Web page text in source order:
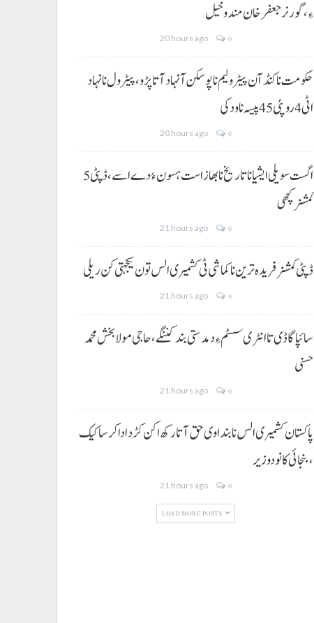
ءِ،گورنر جعفرخان مندوخیل
20 hours ago 0
حکومت نا کنڈ آن پیٹرولیم نا پوسکن آ نہاد آتا پڑو،پیٹرول نا نہاد
اٹی 4 روپئی 45 پیسہ نا ودکی
20 hours ago 0
5 اگست سویلی ایشیا نا تاریخ نا بھاز است ہسون ءُ دے اسے،ڈپٹی
کمشنر کچھی
21 hours ago 0
ڈپٹی کمشنر فریدہ ترین نا کماشی ٹی کشمیری الس تون یکجہتی کن ریلی
21 hours ago 0
سائپا گاڈی تا انٹری سسٹم ءِ دمدستی بند کننگے، حاجی مولا بخش محمد
حسنی
21 hours ago 0
پاکستان کشمیری الس نا بنداوی حق آتا رکھ اکن کڑد ادا کرسا کیک
،بنجائی کانودوزیر
21 hours ago 0
LOAD MORE POSTS